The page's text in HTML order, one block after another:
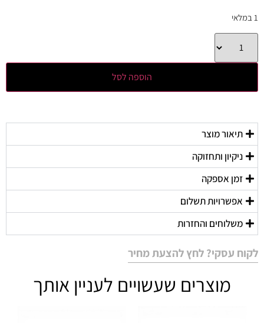
1 במלאי
הוספה לסל
תיאור מוצר
ניקיון ותחזוקה
זמן אספקה
אפשרויות תשלום
משלוחים והחזרות
לקוח עסקי? לחץ להצעת מחיר
מוצרים שעשויים לעניין אותך